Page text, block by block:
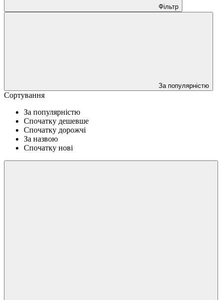
Фільтр
За популярністю
Сортування
За популярністю
Спочатку дешевше
Спочатку дорожчі
За назвою
Спочатку нові